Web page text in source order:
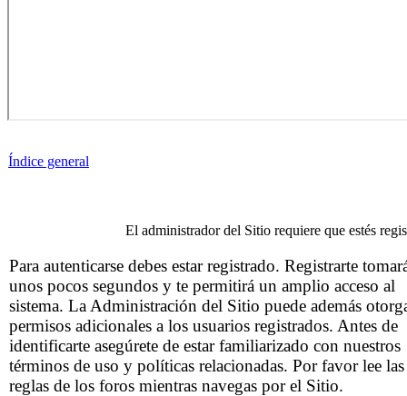
Índice general
El administrador del Sitio requiere que estés
Para autenticarse debes estar registrado. Registrarte
unos pocos segundos y te permitirá un amplio acceso al
sistema. La Administración del Sitio puede además
permisos adicionales a los usuarios registrados. Antes de
identificarte asegúrete de estar familiarizado con nuestros
términos de uso y políticas relacionadas. Por favor lee las
reglas de los foros mientras navegas por el Sitio.